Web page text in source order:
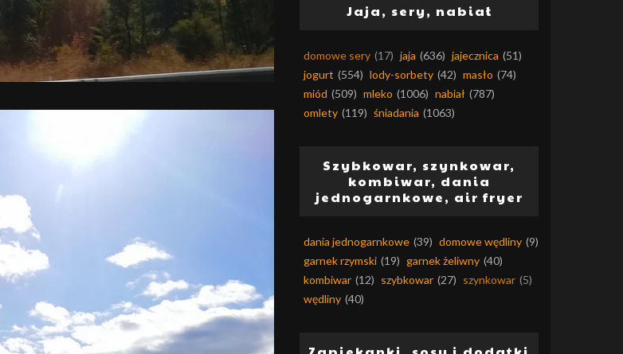
Jaja, sery, nabiał
domowe sery (17) jaja (636) jajecznica (51)
jogurt (554) lody-sorbety (42) masło (74)
miód (509) mleko (1006) nabiał (787)
omlety (119) śniadania (1063)
Szybkowar, szynkowar,
kombiwar, dania
jednogarnkowe, air fryer
dania jednogarnkowe (39) domowe wędliny (9)
garnek rzymski (19) garnek żeliwny (40)
kombiwar (12) szybkowar (27) szynkowar (5)
wędliny (40)